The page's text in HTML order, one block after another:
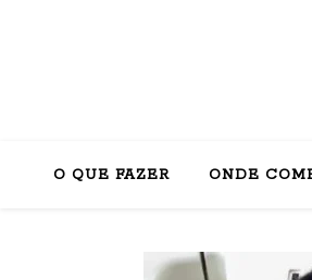
O QUE FAZER ONDE